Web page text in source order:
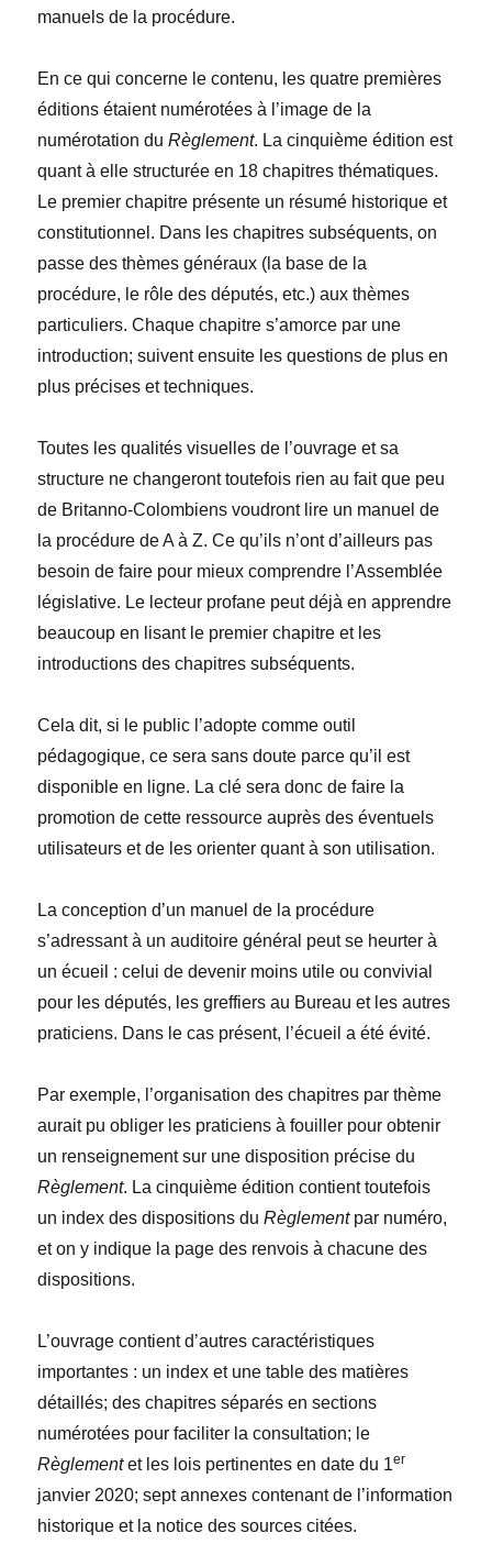
manuels de la procédure.
En ce qui concerne le contenu, les quatre premières
éditions étaient numérotées à l’image de la
numérotation duRèglement. La cinquième édition est
quant à elle structurée en 18 chapitres thématiques.
Le premier chapitre présente un résumé historique et
constitutionnel. Dans les chapitres subséquents, on
passe des thèmes généraux (la base de la
procédure, le rôle des députés, etc.) aux thèmes
particuliers. Chaque chapitre s’amorce par une
introduction; suivent ensuite les questions de plus en
plus précises et techniques.
Toutes les qualités visuelles de l’ouvrage et sa
structure ne changeront toutefois rien au fait que peu
de Britanno-Colombiens voudront lire un manuel de
la procédure de A à Z. Ce qu’ils n’ont d’ailleurs pas
besoin de faire pour mieux comprendre l’Assemblée
législative. Le lecteur profane peut déjà en apprendre
beaucoup en lisant le premier chapitre et les
introductions des chapitres subséquents.
Cela dit, si le public l’adopte comme outil
pédagogique, ce sera sans doute parce qu’il est
disponible en ligne. La clé sera donc de faire la
promotion de cette ressource auprès des éventuels
utilisateurs et de les orienter quant à son utilisation.
La conception d’un manuel de la procédure
s’adressant à un auditoire général peut se heurter à
un écueil : celui de devenir moins utile ou convivial
pour les députés, les greffiers au Bureau et les autres
praticiens. Dans le cas présent, l’écueil a été évité.
Par exemple, l’organisation des chapitres par thème
aurait pu obliger les praticiens à fouiller pour obtenir
un renseignement sur une disposition précise du
Règlement. La cinquième édition contient toutefois
un index des dispositions duRèglementpar numéro,
et on y indique la page des renvois à chacune des
dispositions.
L’ouvrage contient d’autres caractéristiques
importantes : un index et une table des matières
détaillés; des chapitres séparés en sections
numérotées pour faciliter la consultation; le
Règlementet les lois pertinentes en date du 1er
janvier 2020; sept annexes contenant de l’information
historique et la notice des sources citées.